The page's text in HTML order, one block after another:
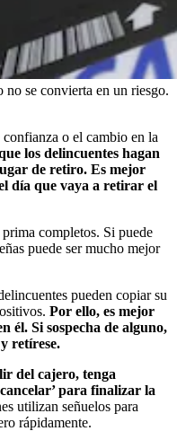
se convierta en un riesgo.
o el cambio en la
los delincuentes hagan
de retiro. Es mejor
día que vaya a retirar el
completos. Si puede
puede ser mucho mejor
pueden copiar su
Por ello, es mejor
él. Si sospecha de alguno,
retírese.
del cajero, tenga
para finalizar la
utilizan señuelos para
rápidamente.